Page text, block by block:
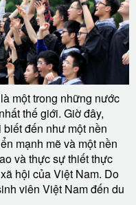
một trong những nước
thế giới. Giờ đây,
đến như một nền
mạnh mẽ và một nền
và thực sự thiết thực
hội của Việt Nam. Do
viên Việt Nam đến du